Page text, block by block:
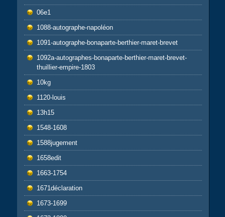
06e1
1088-autographe-napoléon
1091-autographe-bonaparte-berthier-maret-brevet
1092a-autographes-bonaparte-berthier-maret-brevet-
thuillier-empire-1803
10kg
1120-louis
13h15
1548-1608
1588jugement
1658edit
1663-1754
1671déclaration
1673-1699